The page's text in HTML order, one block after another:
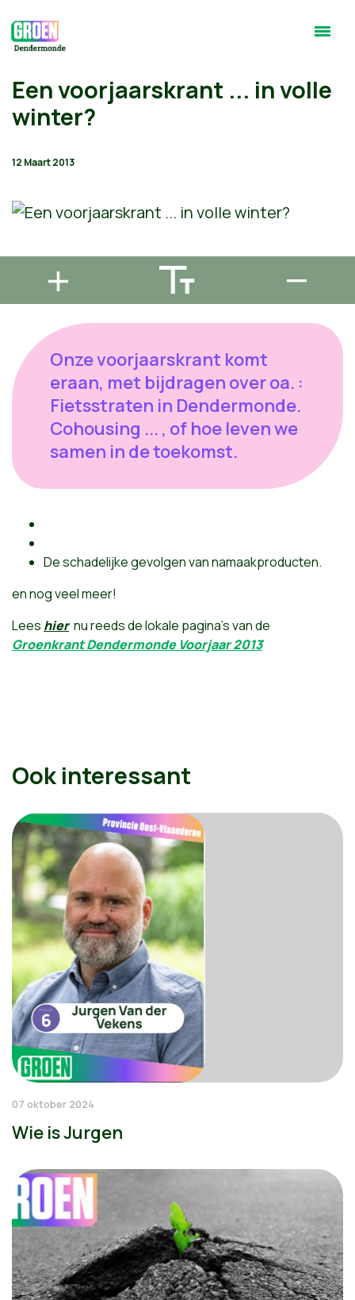
Een voorjaarskrant ... in volle
winter?
12 Maart 2013
Onze voorjaarskrant komt
eraan, met bijdragen over oa. :
Fietsstraten in Dendermonde.
Cohousing ... , of hoe leven we
samen in de toekomst.
De schadelijke gevolgen van namaakproducten.
en nog veel meer!
Lees hier nu reeds de lokale pagina's van de
Groenkrant Dendermonde Voorjaar 2013
Ook interessant
07 oktober 2024
Wie is Jurgen